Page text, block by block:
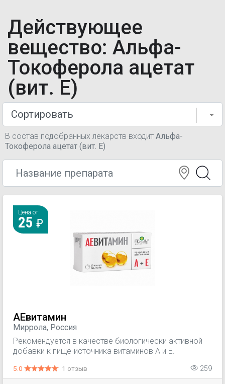
Действующее
вещество: Альфа-
Токоферола ацетат
(вит. Е)
В состав подобранных лекарств входит Альфа-
Токоферола ацетат (вит. Е)
Цена от
25
АЕвитамин
Миррола, Россия
Рекомендуется в качестве биологически активной
добавки к пище-источника витаминов А и Е.
5.0 1 отзыв 259